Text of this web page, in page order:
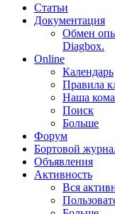
Статьи
Документация
Обмен
Diagbox.
Online
Календарь
Правила
Наша
Поиск
Больше
Форум
Бортовой
Объявления
Активность
Вся